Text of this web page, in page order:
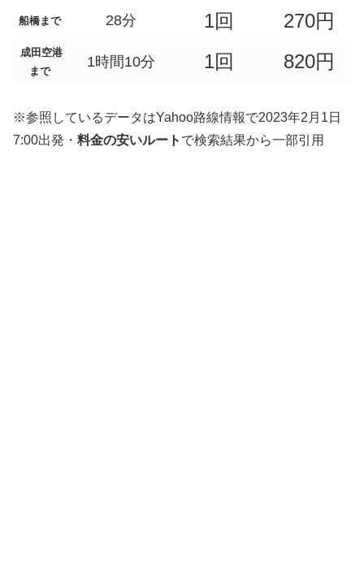
船橋まで 28分 1回 270円
成田空港
まで
1時間10分 1回 820円
※参照しているデータはYahoo路線情報で2023年2月1日
7:00出発・ 料金の安いルート で検索結果から一部引用